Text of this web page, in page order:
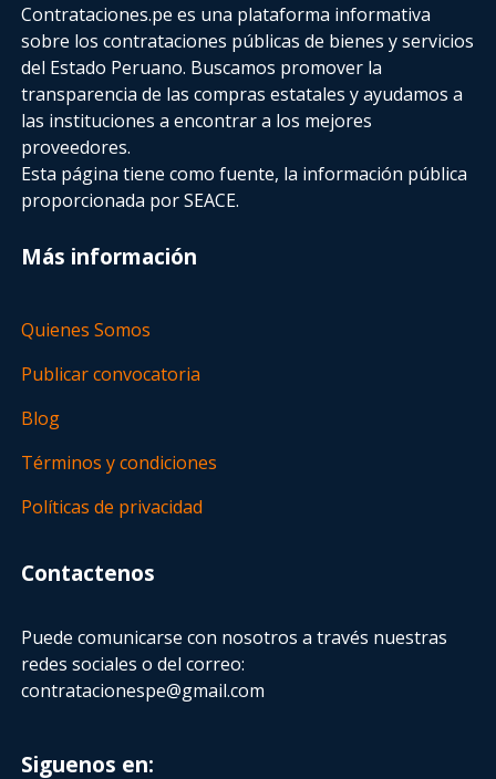
Contrataciones.pe es una plataforma informativa
sobre los contrataciones públicas de bienes y servicios
del Estado Peruano. Buscamos promover la
transparencia de las compras estatalesy ayudamos a
las instituciones a encontrar a los mejores
proveedores.
Esta página tiene como fuente, la información pública
proporcionada por SEACE.
Más información
Quienes Somos
Publicar convocatoria
Blog
Términos y condiciones
Políticas de privacidad
Contactenos
Puede comunicarse con nosotros a través nuestras
redes sociales o del correo:
contratacionespe@gmail.com
Siguenos en: